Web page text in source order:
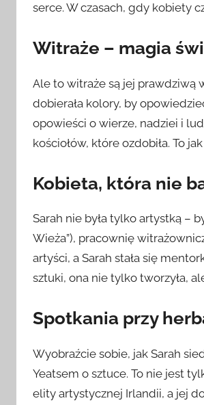
serce. W czasach, gdy kobiety
Witraże – magia
Ale to witraże są jej prawdziwą
dobierała kolory, by
opowieści o wierze, nadziei i
kościołów, które ozdobiła. To
Kobieta, która nie
Sarah nie była tylko artystką –
Wieża”), pracownię
artyści, a Sarah stała się
sztuki, ona nie tylko tworzyła,
Spotkania przy
Wyobraźcie sobie, jak Sarah
Yeatsem o sztuce. To nie jest
elity artystycznej Irlandii, a jej